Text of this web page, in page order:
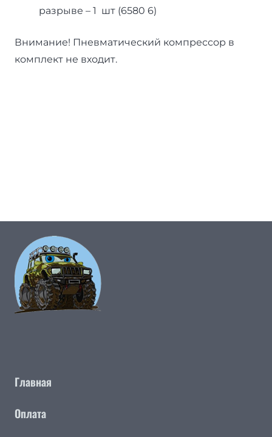
разрыве – 1 шт (6580 6)
Внимание! Пневматический компрессор в
комплект не входит.
Главная
Оплата